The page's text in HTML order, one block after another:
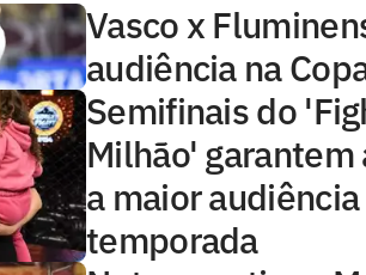
Vasco x
audiência na
Semifinais do
Milhão' garantem
a maior
temporada